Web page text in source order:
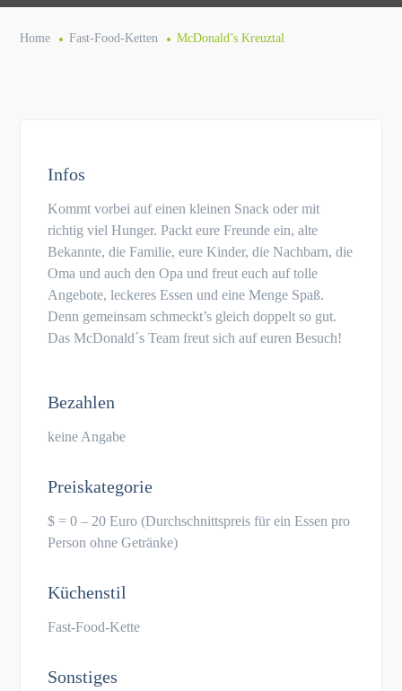
Home Fast-Food-Ketten McDonald’s Kreuztal
Infos
Kommt vorbei auf einen kleinen Snack oder mit
richtig viel Hunger. Packt eure Freunde ein, alte
Bekannte, die Familie, eure Kinder, die Nachbarn, die
Oma und auch den Opa und freut euch auf tolle
Angebote, leckeres Essen und eine Menge Spaß.
Denn gemeinsam schmeckt’s gleich doppelt so gut.
Das McDonald´s Team freut sich auf euren Besuch!
Bezahlen
keine Angabe
Preiskategorie
$ = 0 – 20 Euro (Durchschnittspreis für ein Essen pro
Person ohne Getränke)
Küchenstil
Fast-Food-Kette
Sonstiges